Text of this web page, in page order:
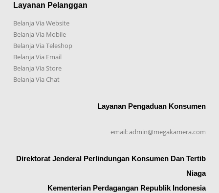
Layanan Pelanggan
Belanja Via Website
Belanja Via Mobile
Belanja Via Teleshop
Belanja Via Email
Belanja Via Store
Belanja Via Chat
Layanan Pengaduan Konsumen
email: admin@megakamera.com
Direktorat Jenderal Perlindungan Konsumen Dan Tertib
Niaga
Kementerian Perdagangan Republik Indonesia